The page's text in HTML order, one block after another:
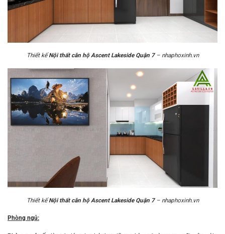
Thiết kếNội thất căn hộ Ascent Lakeside Quận 7 – nhaphoxinh.vn
Thiết kếNội thất căn hộ Ascent Lakeside Quận 7 – nhaphoxinh.vn
Phòng ngủ: